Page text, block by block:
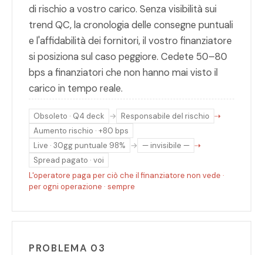
di rischio a vostro carico. Senza visibilità sui
trend QC, la cronologia delle consegne puntuali
e l'affidabilità dei fornitori, il vostro finanziatore
si posiziona sul caso peggiore. Cedete 50–80
bps a finanziatori che non hanno mai visto il
carico in tempo reale.
Obsoleto · Q4 deck → Responsabile del rischio ⇢
Aumento rischio · +80 bps
Live · 30gg puntuale 98%
→ — invisibile — ⇢
Spread pagato · voi
L'operatore paga per ciò che il finanziatore non vede ·
per ogni operazione · sempre
PROBLEMA 03